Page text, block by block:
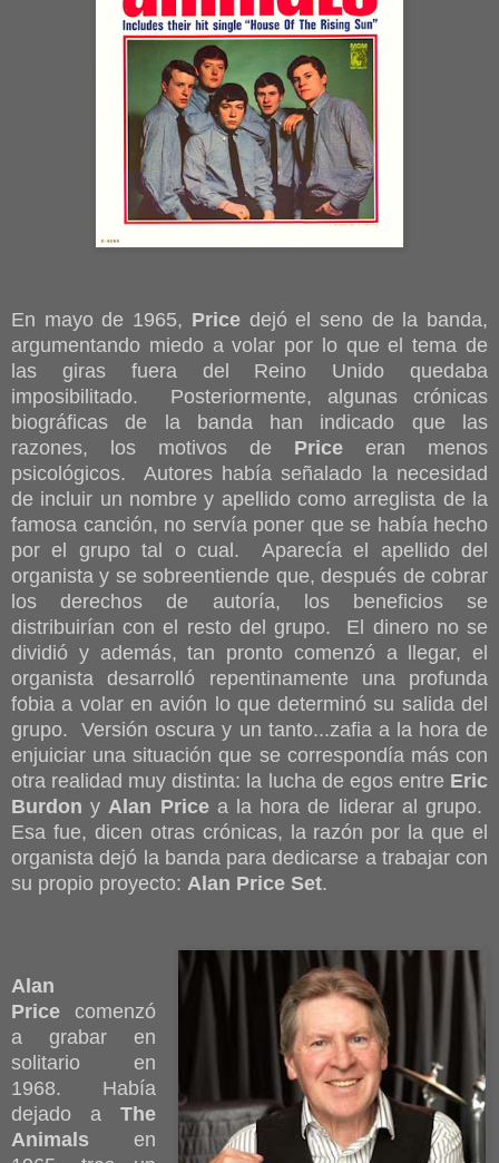
En mayo de 1965, Pricedejó el seno de la banda,
argumentando miedo a volar por lo que el tema de
las giras fuera del Reino Unido quedaba
imposibilitado. Posteriormente, algunas crónicas
biográficas de la banda han indicado que las
razones, los motivos de Price eran menos
psicológicos. Autores había señalado la necesidad
de incluir un nombre y apellido como arreglista de la
famosa canción, no servía poner que se había hecho
por el grupo tal o cual. Aparecía el apellido del
organista y se sobreentiende que, después de cobrar
los derechos de autoría, los beneficios se
distribuirían con el resto del grupo. El dinero no se
dividió y además, tan pronto comenzó a llegar, el
organista desarrolló repentinamente una profunda
fobia a volar en avión lo que determinó su salida del
grupo. Versión oscura y un tanto...zafia a la hora de
enjuiciar una situación que se correspondía más con
otra realidad muy distinta: la lucha de egos entre Eric
Burdon yAlan Pricea la hora de liderar al grupo.
Esa fue, dicen otras crónicas, la razón por la que el
organista dejó la banda para dedicarse a trabajar con
su propio proyecto: Alan Price Set.
Alan
Price comenzó
a grabar en
solitario en
1968. Había
dejado a The
Animals en